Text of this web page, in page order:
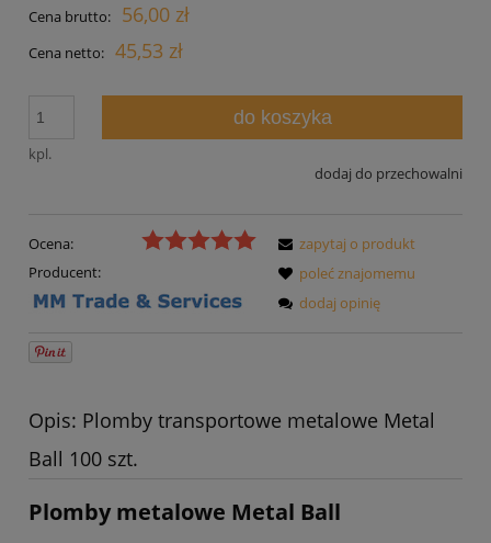
Cena brutto: 56,00 zł
Cena netto: 45,53 zł
kpl.
do koszyka
dodaj do przechowalni
Ocena:
Producent:
zapytaj o produkt
poleć znajomemu
dodaj opinię
Opis: Plomby transportowe metalowe Metal
Ball 100 szt.
Plomby metalowe Metal Ball